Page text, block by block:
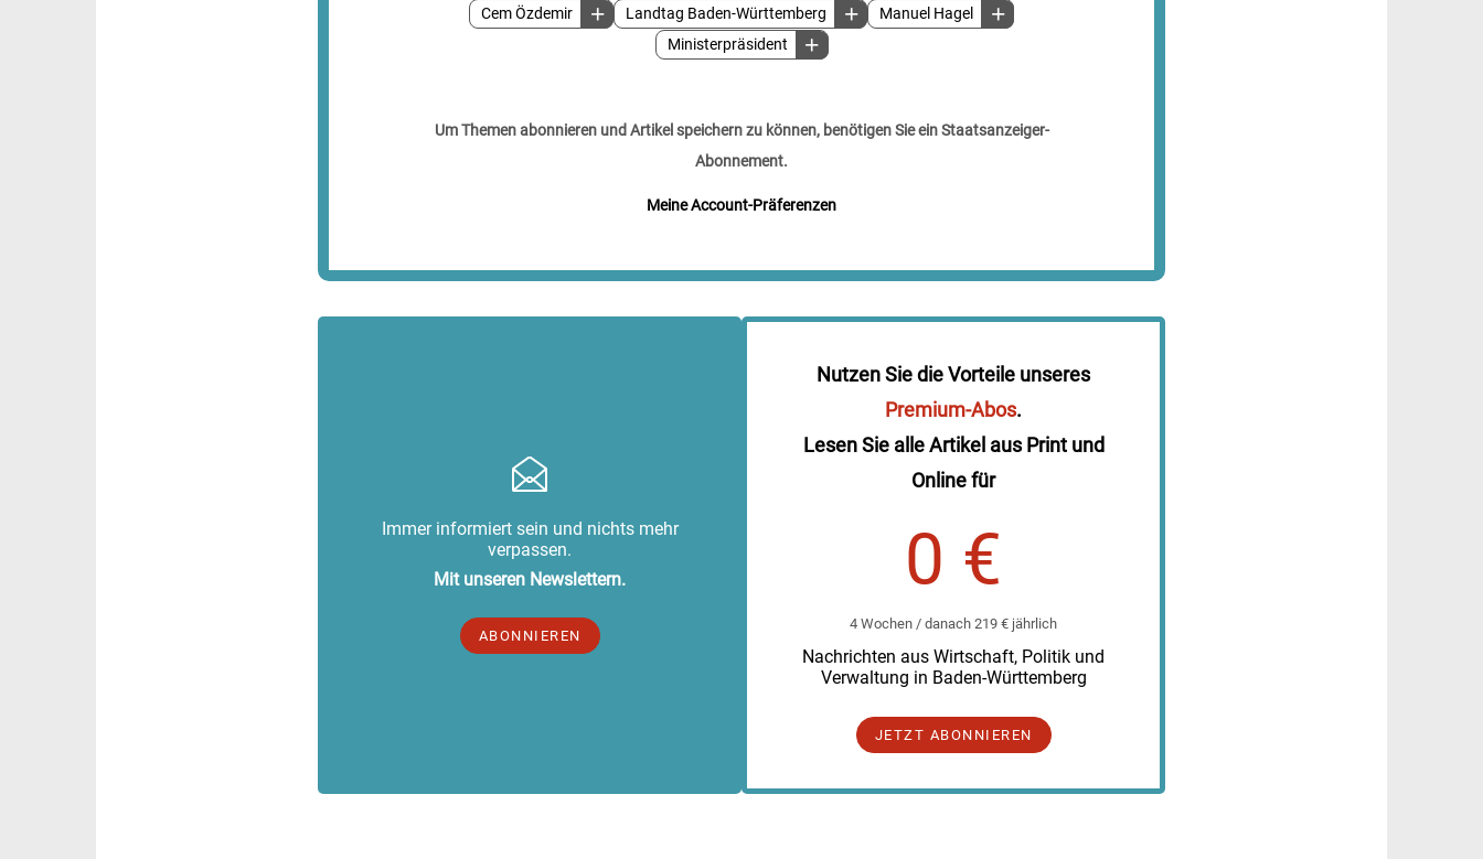
Cem Özdemir Landtag Baden-Württemberg
Manuel Hagel
Ministerpräsident
Um Themen abonnieren und Artikel speichern zu können, benötigen Sie ein Staatsanzeiger-
Abonnement.
Meine Account-Präferenzen
Immer informiert sein und nichts mehr
verpassen.
Mit unseren Newslettern.
ABONNIEREN
Nutzen Sie die Vorteile unseres
Premium-Abos.
Lesen Sie alle Artikel aus Print und
Online für
0 €
4 Wochen / danach 219 € jährlich
Nachrichten aus Wirtschaft, Politik und
Verwaltung in Baden-Württemberg
JETZT ABONNIEREN